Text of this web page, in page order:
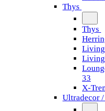
Thys
Thys
Living
Living
33
X-
Ultradecor